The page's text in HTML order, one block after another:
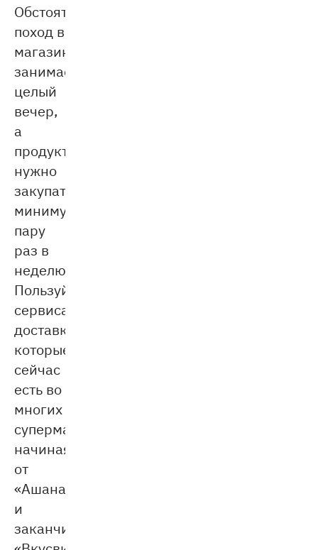
Обстоятельный
поход в
магазин
занимает
целый
вечер,
а
продукты
нужно
закупать
минимум
пару
раз в
неделю.
Пользуйтесь
сервисами
доставки,
которые
сейчас
есть во
многих
супермаркетах,
начиная
от
«Ашана»
и
заканчивая